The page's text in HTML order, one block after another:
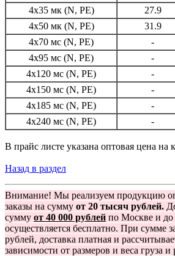
4х35 мк (N, PE)
27.9
4х50 мк (N, PE)
31.9
4х70 мс (N, PE)
-
4х95 мс (N, PE)
-
4х120 мс (N, PE)
-
4х150 мс (N, PE)
-
4х185 мс (N, PE)
-
4х240 мс (N, PE)
-
В прайс листе указана оптовая цена
Назад в раздел
Внимание! Мы реализуем продукцию
заказы на сумму от 20 тысяч рублей.
сумму от 40 000 рублей по Москве и
осуществляется бесплатно. При сумме
рублей, доставка платная и
зависимости от размеров и веса груза и